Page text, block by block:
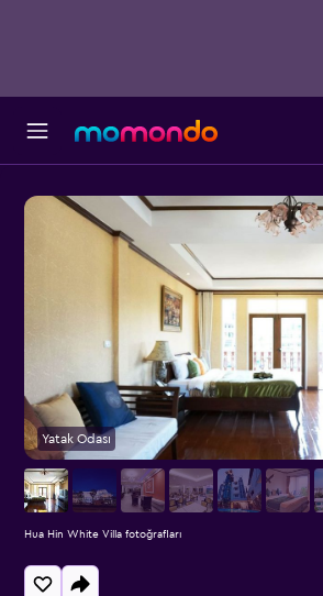
Yatak Odası
Hua Hin White Villa fotoğrafları